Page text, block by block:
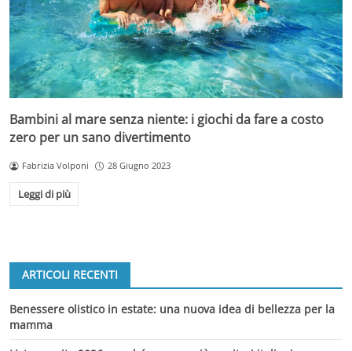
Bambini al mare senza niente: i giochi da fare a costo
zero per un sano divertimento
Fabrizia Volponi 28 Giugno 2023
Leggi di più
ARTICOLI RECENTI
Benessere olistico in estate: una nuova idea di bellezza per la
mamma